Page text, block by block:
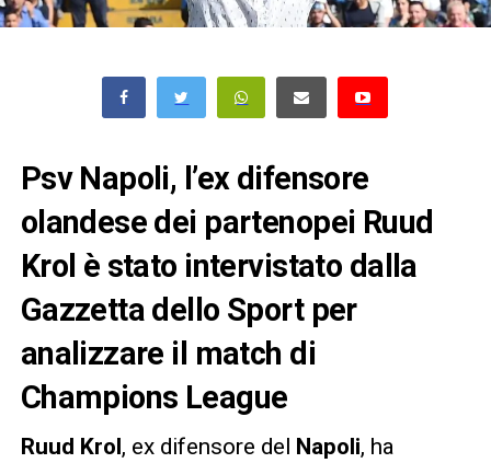
Psv Napoli, l’ex difensore
olandese dei partenopei Ruud
Krol è stato intervistato dalla
Gazzetta dello Sport per
analizzare il match di
Champions League
Ruud Krol, ex difensore del Napoli, ha